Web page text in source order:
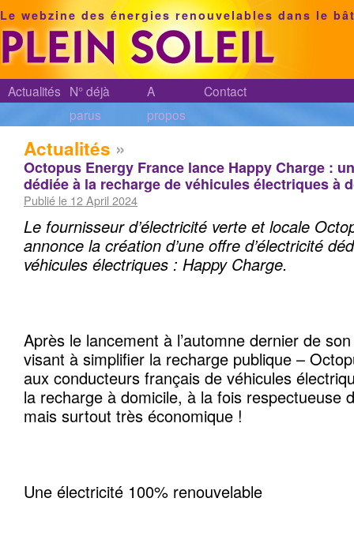
Le webzine des énergies renouvelables dans le
Actualités N° déjà
parus
A
propos
Contact
Actualités »
Octopus Energy France lance Happy Charge :
dédiée à la recharge de véhicules électriques à
Publié le 12 April 2024
Le fournisseur d’électricité verte et locale
annonce la création d’une offre d’électricité
véhicules électriques : Happy Charge.
Après le lancement à l’automne dernier de
visant à simplifier la recharge publique –
aux conducteurs français de véhicules
la recharge à domicile, à la fois respectueuse
mais surtout très économique !
Une électricité 100% renouvelable